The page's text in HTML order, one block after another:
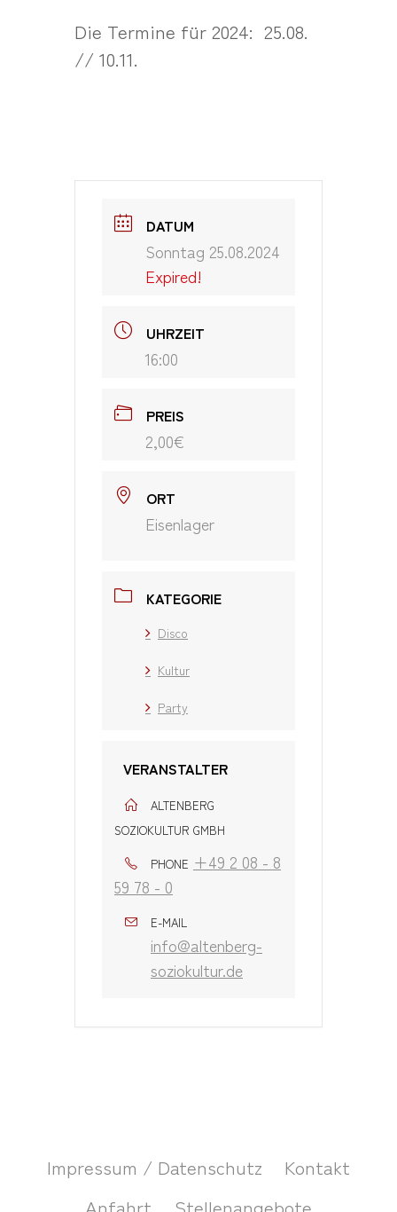
Die Termine für 2024: 25.08.
// 10.11.
DATUM
Sonntag 25.08.2024
Expired!
UHRZEIT
16:00
PREIS
2,00€
ORT
Eisenlager
KATEGORIE
Disco
Kultur
Party
VERANSTALTER
ALTENBERG
SOZIOKULTUR GMBH
PHONE +49 2 08 - 8
59 78 - 0
E-MAIL
info@altenberg-
soziokultur.de
Impressum / Datenschutz
Kontakt